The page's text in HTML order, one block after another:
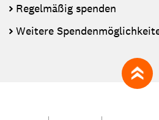
Regelmäßig spenden
Weitere
zum